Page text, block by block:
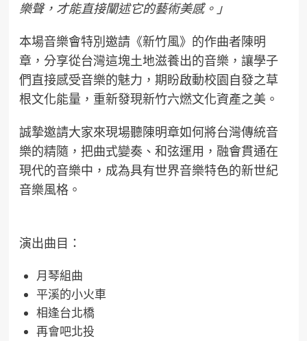
樂聲，才能直接闡述它的藝術美感。」
本場音樂會特別邀請《新竹風》的作曲者陳明
章，分享從台灣這塊土地滋養出的音樂，讓學子
們直接感受音樂的魅力，期盼啟動校園自發之草
根文化能量，重新發現新竹六燃文化資產之美。
誠摯邀請大家來現場聽陳明章如何將台灣傳統音
樂的精隨，把曲式變奏、和弦運用，融會貫通在
現代的音樂中，成為具有世界音樂特色的新世紀
音樂風格。
演出曲目：
月琴組曲
平溪的小火車
相逢台北橋
再會吧北投